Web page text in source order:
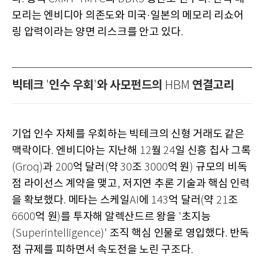
모리는 엔비디아 의존도와 미국·일본의 메모리 리쇼어
링 압력이라는 양면 리스크를 안고 있다.
빅테크 '인수 우회 '와 사모펀드의 HBM 연결고리
기업 인수 자체를 우회하는 빅테크의 신형 거래도 같은
맥락이다. 엔비디아는 지난해 12월 24일 신흥 칩사 그록
(Groq)과 200억 달러 (약 30조 3000억 원 ) 규모의 비독
점 라이선스 계약을 맺고, 저지연 추론 기술과 핵심 인력
을 확보했다. 메타는 스케일AI 에 143억 달러 (약 21조
6600억 원)를 투자해 알렉산드르 왕을 '초지능
(Superintelligence)' 조직 핵심 인물로 영입했다. 반독
점 규제를 피하면서 속도전을 노린 구조다.